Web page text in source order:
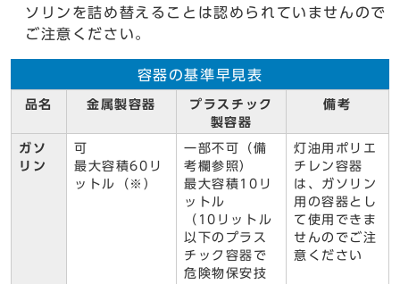
ソリンを詰め替えることは認められていませんので
ご注意ください。
容器の基準早見表
品名 金属製容器
プラスチック
製容器
備考
ガソ
リン
可
最大容積60リ
ットル（※）
一部不可（備
考欄参照）
最大容積10リ
ットル
（10リットル
以下のプラス
チック容器で
危険物保安技
灯油用ポリエ
チレン容器
は、ガソリン
用の容器とし
て使用できま
せんのでご注
意ください